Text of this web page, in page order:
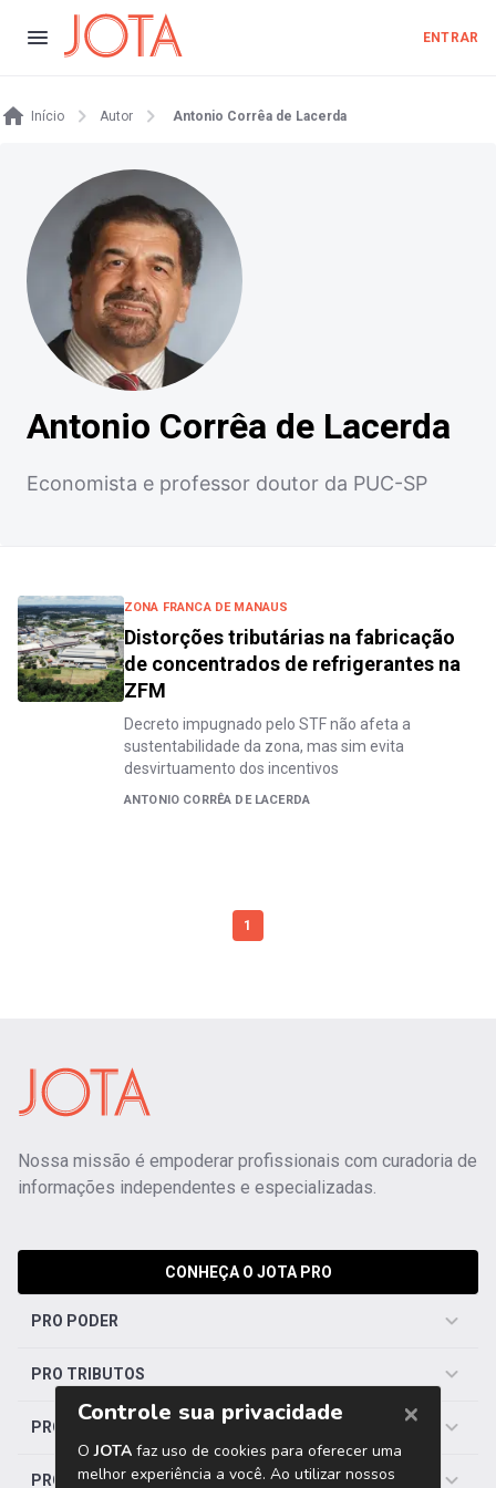
ENTRAR
Início Autor Antonio Corrêa de Lacerda
Antonio Corrêa de Lacerda
Economista e professor doutor da PUC-SP
ZONA FRANCA DE MANAUS
Distorções tributárias na fabricação
de concentrados de refrigerantes na
ZFM
Decreto impugnado pelo STF não afeta a
sustentabilidade da zona, mas sim evita
desvirtuamento dos incentivos
ANTONIO CORRÊA DE LACERDA
1
Nossa missão é empoderar profissionais com curadoria de
informações independentes e especializadas.
CONHEÇA O JOTA PRO
PRO PODER
PRO TRIBUTOS
PRO TRABALHISTA
PRO SAÚDE